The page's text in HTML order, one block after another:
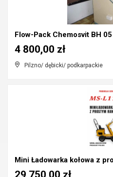
Flow-Pack Chemosvit BH 05
Pilzno/ dębicki/ podkarpackie
4 800,00 zł
29 750,00 zł